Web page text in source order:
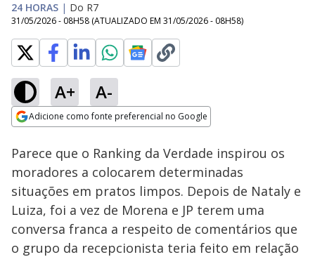
24 HORAS | Do R7
31/05/2026 - 08H58 (ATUALIZADO EM 31/05/2026 - 08H58)
A+ A-
Adicione como fonte preferencial no Google
Ativar
Loaded
26.49%
Parece que o Ranking da Verdade inspirou os
moradores a colocarem determinadas
situações em pratos limpos. Depois de Nataly e
Luiza, foi a vez de Morena e JP terem uma
conversa franca a respeito de comentários que
o grupo da recepcionista teria feito em relação